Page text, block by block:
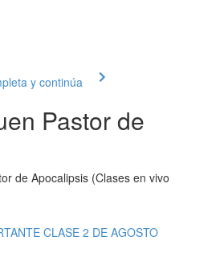
y continúa
Pastor de
de Apocalipsis (Clases en vivo
CLASE 2 DE AGOSTO